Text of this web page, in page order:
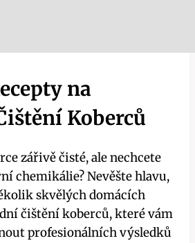
na
Koberců
zářivě čisté, ale nechcete
chemikálie? Nevěšte hlavu,
skvělých domácích
čištění koberců, které vám
profesionálních výsledků